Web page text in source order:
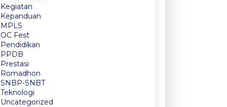
Kegiatan
Kepanduan
MPLS
OC Fest
Pendidikan
PPDB
Prestasi
Romadhon
SNBP-SNBT
Teknologi
Uncategorized